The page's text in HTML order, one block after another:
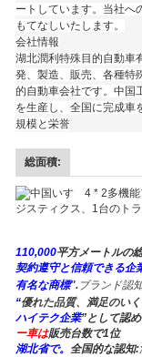
ートしています。当社へ
もてなしいたします。
会社情報
湖北潤利特殊目的自動車
発、製造、販売、各種特
的自動車会社です。中国
を生産し、全国に完成車
規模と栄誉
総面積:
110,000平方メートルの
契約遵守と信頼できる企
有名な商標". ブランド認
“優れた品質、満足のい
ハイテク企業”として認
ー車は販売台数で1位
湖北省で。 全国的な認知: